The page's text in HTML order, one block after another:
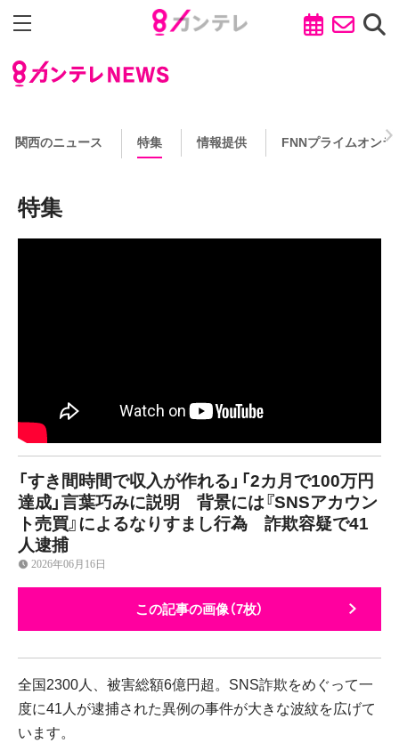
関西のニュース 特集 情報提供 FNNプライムオンラ
特集
「すき間時間で収入が作れる」「2カ月で100万円
達成」言葉巧みに説明 背景には『SNSアカウン
ト売買』によるなりすまし行為 詐欺容疑で41
人逮捕
2026年06月16日
この記事の画像（7枚）
全国2300人、被害総額6億円超。SNS詐欺をめぐって一
度に41人が逮捕された異例の事件が大きな波紋を広げて
います。